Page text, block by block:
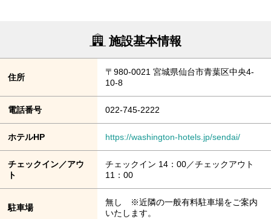
施設基本情報
住所
〒980-0021 宮城県仙台市青葉区中央4-
10-8
電話番号 022-745-2222
ホテルHP https://washington-hotels.jp/sendai/
チェックイン／アウ
ト
チェックイン 14：00／チェックアウト
11：00
駐車場
無し ※近隣の一般有料駐車場をご案内
いたします。